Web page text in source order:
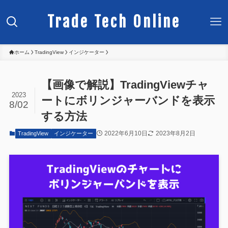
Trade Tech Online
ホーム TradingView インジケーター
【画像で解説】TradingViewチャ
ートにボリンジャーバンドを表示
する方法
2023
8/02
TradingView インジケーター 2022年6月10日 2023年8月2日